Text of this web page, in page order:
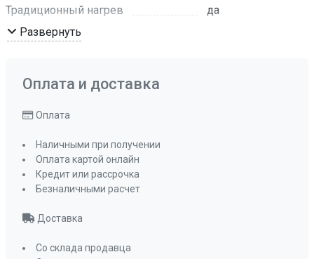
Традиционный нагрев
да
Гриль
Турбо режим
Разморозка
Режим очистки
Эмаль легкой очистки
Съемная дверца духового шкафа
Съемное внутреннее стекло
Размер ниши для встраивания (ВхШхГ), мм
Развернуть
Оплата и доставка
Оплата
Наличными при получении
Оплата картой онлайн
Кредит или рассрочка
Безналичными расчет
Доставка
Со склада продавца